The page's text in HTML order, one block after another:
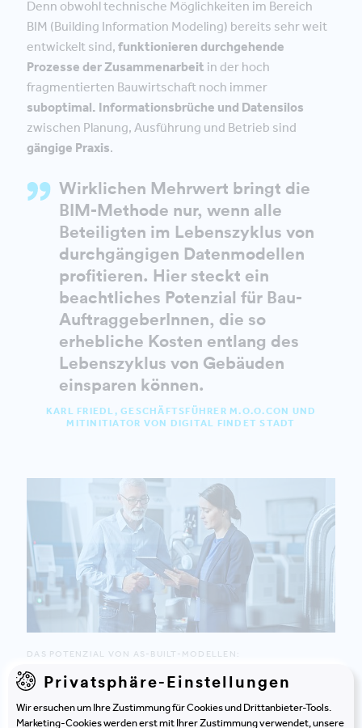
Denn obwohl technische Möglichkeiten im Bereich
BIM (Building Information Modeling) bereits sehr weit
entwickelt sind, funktionieren durchgehende
Prozesse der Zusammenarbeit in der hoch
fragmentierten Bauwirtschaft noch immer
suboptimal. Informationsbrüche und Datensilos
zwischen Planung, Ausführung und Betrieb sind
gängige Praxis.
Wirklichen Mehrwert bringt die
BIM-Methode nur, wenn alle
Beteiligten im Lebenszyklus von
durchgängigen Datenmodellen
profitieren. Hier steckt ein
beachtliches Potenzial für Bau-
AuftraggeberInnen, die so
erhebliche Kosten entlang des
Lebenszyklus von Gebäuden
einsparen können.
KARL FRIEDL, GESCHÄFTSFÜHRER M.O.O.CON UND
MITINITIATOR VON DIGITAL FINDET STADT
DAS POTENZIAL VON AS-BUILT-MODELLEN:
Lebenszykluskosten im Gebäudebetrieb
sparen
Aufgrund der rechtlichen Trennung zwischen den
Privatsphäre-Einstellungen
Wir ersuchen um Ihre Zustimmung für Cookies und Drittanbieter-Tools.
Marketing-Cookies werden erst mit Ihrer Zustimmung verwendet, unsere